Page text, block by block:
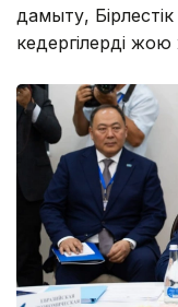
дамыту,
кедергілерді